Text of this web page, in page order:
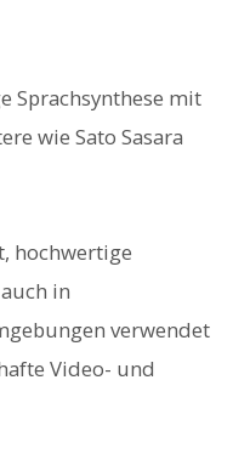
Sprachsynthese mit
wie Sato Sasara
hochwertige
in
verwendet
Video- und